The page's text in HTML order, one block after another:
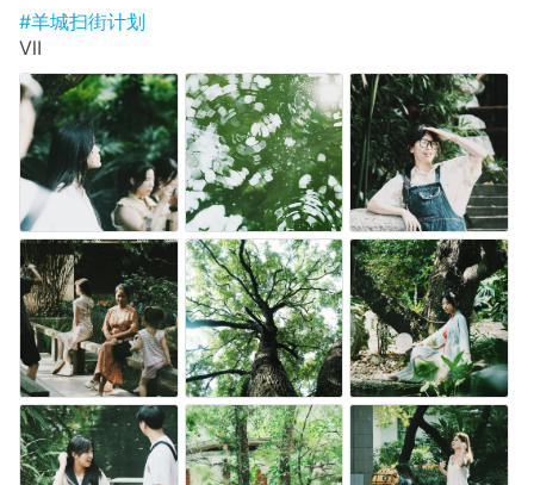
#羊城扫街计划
Ⅶ